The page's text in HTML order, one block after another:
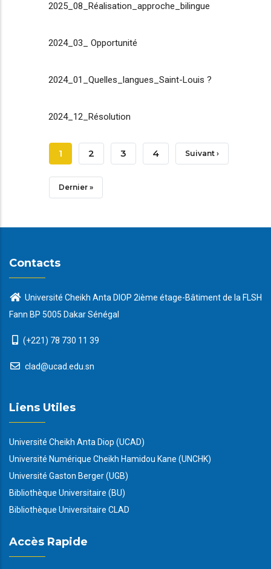
2025_08_Réalisation_approche_bilingue
2024_03_ Opportunité
2024_01_Quelles_langues_Saint-Louis ?
2024_12_Résolution
Pagination
Page
Courante
1 Page
2 Page
3 Page
4 Page
Suivant ›
Dernière
Dernier »
Contacts
Université Cheikh Anta DIOP 2ième étage-Bâtiment de la FLSH
Fann BP 5005 Dakar Sénégal
(+221) 78 730 11 39
clad@ucad.edu.sn
Liens Utiles
Université Cheikh Anta Diop (UCAD)
Université Numérique Cheikh Hamidou Kane (UNCHK)
Université Gaston Berger (UGB)
Bibliothèque Universitaire (BU)
Bibliothèque Universitaire CLAD
Accès Rapide